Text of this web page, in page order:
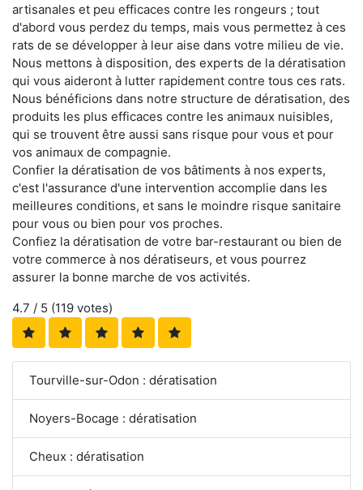
artisanales et peu efficaces contre les rongeurs ; tout
d'abord vous perdez du temps, mais vous permettez à ces
rats de se développer à leur aise dans votre milieu de vie.
Nous mettons à disposition, des experts de la dératisation
qui vous aideront à lutter rapidement contre tous ces rats.
Nous bénéficions dans notre structure de dératisation, des
produits les plus efficaces contre les animaux nuisibles,
qui se trouvent être aussi sans risque pour vous et pour
vos animaux de compagnie.
Confier la dératisation de vos bâtiments à nos experts,
c'est l'assurance d'une intervention accomplie dans les
meilleures conditions, et sans le moindre risque sanitaire
pour vous ou bien pour vos proches.
Confiez la dératisation de votre bar-restaurant ou bien de
votre commerce à nos dératiseurs, et vous pourrez
assurer la bonne marche de vos activités.
4.7 / 5 (119 votes)
Tourville-sur-Odon : dératisation
Noyers-Bocage : dératisation
Cheux : dératisation